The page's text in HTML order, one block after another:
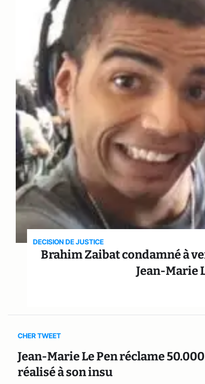
DECISION DE JUSTICE
Brahim Zaibat condamné à
Jean-Marie
CHER TWEET
Jean-Marie Le Pen réclame
réalisé à son insu